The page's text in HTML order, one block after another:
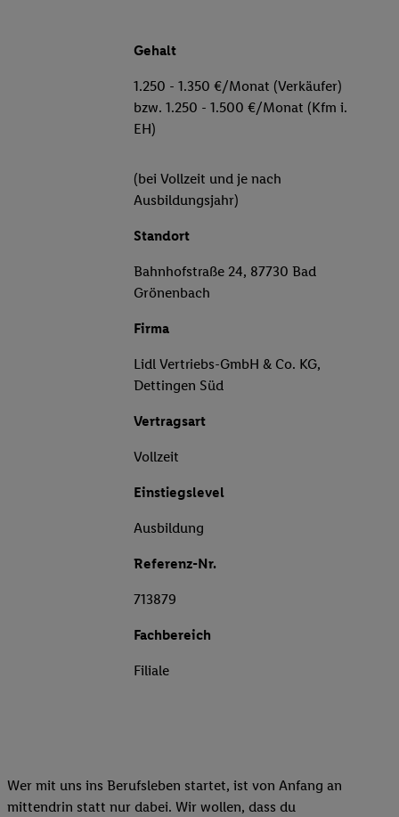
Gehalt
1.250 - 1.350 €/Monat (Verkäufer)
bzw. 1.250 - 1.500 €/Monat (Kfm i.
EH)
(bei Vollzeit und je nach
Ausbildungsjahr)
Standort
Bahnhofstraße 24, 87730 Bad
Grönenbach
Firma
Lidl Vertriebs-GmbH & Co. KG,
Dettingen Süd
Vertragsart
Vollzeit
Einstiegslevel
Ausbildung
Referenz-Nr.
713879
Fachbereich
Filiale
Wer mit uns ins Berufsleben startet, ist von Anfang an
mittendrin statt nur dabei. Wir wollen, dass du